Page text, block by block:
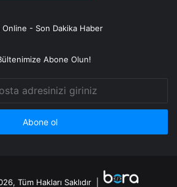
Online - Son Dakika Haber
Abone Olun!
Tüm Hakları Saklıdır |